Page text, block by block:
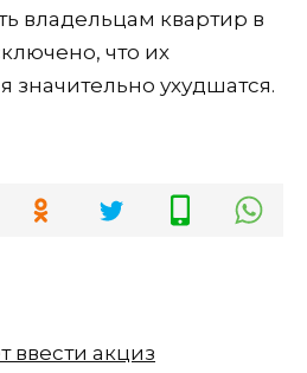
владельцам квартир в
что их
ухудшатся.
акциз